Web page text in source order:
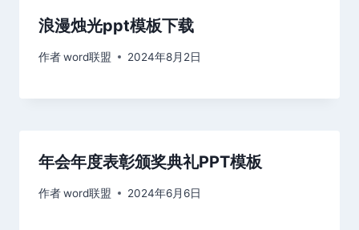
浪漫烛光ppt模板下载
作者word联盟 2024年8月2日
年会年度表彰颁奖典礼PPT模板
作者word联盟 2024年6月6日